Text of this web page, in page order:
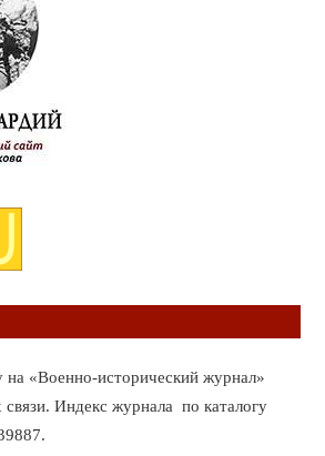
«Военно-исторический журнал»
Индекс журнала по каталогу